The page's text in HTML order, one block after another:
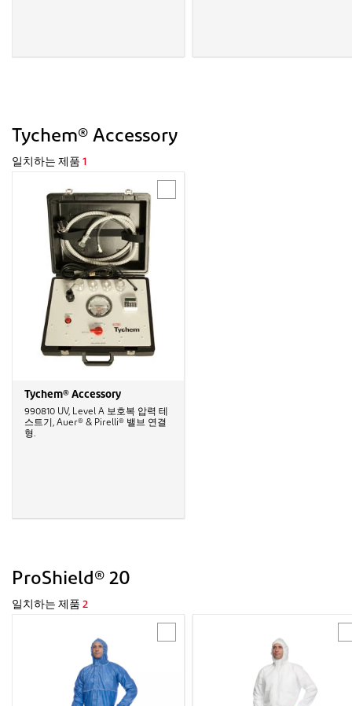
Tychem® Accessory
일치하는 제품 1
Tychem® Accessory
990810 UV, Level A 보호복 압력 테
스트기, Auer® & Pirelli® 밸브 연결
형.
ProShield® 20
일치하는 제품 2